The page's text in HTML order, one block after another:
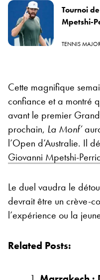
Tournoi
Mpetshi-
TENNIS
Cette magnifique
confiance et a montré
avant le premier
prochain, La Monf’
l’Open d’Australie. Il
Giovanni Mpetshi-
Le duel vaudra le
devrait être un crève-
l’expérience ou la
Related Posts: